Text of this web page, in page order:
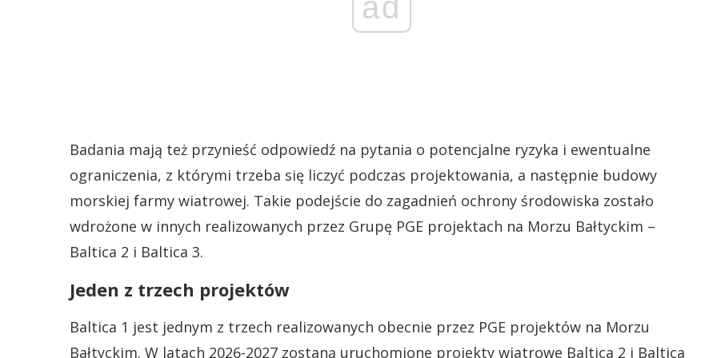
Badania mają też przynieść odpowiedź na pytania o potencjalne ryzyka i ewentualne
ograniczenia, z którymi trzeba się liczyć podczas projektowania, a następnie budowy
morskiej farmy wiatrowej. Takie podejście do zagadnień ochrony środowiska zostało
wdrożone w innych realizowanych przez Grupę PGE projektach na Morzu Bałtyckim –
Baltica 2 i Baltica 3.
Jeden z trzech projektów
Baltica 1 jest jednym z trzech realizowanych obecnie przez PGE projektów na Morzu
Bałtyckim. W latach 2026-2027 zostaną uruchomione projekty wiatrowe Baltica 2 i Baltica